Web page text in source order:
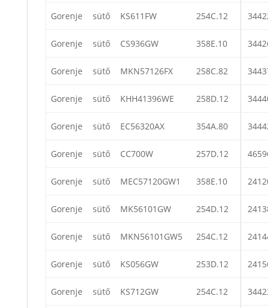
Gorenje sütő KS611FW 254C.12
Gorenje sütő CS936GW 358E.10
Gorenje sütő MKN57126FX 258C.82
Gorenje sütő KHH41396WE 258D.12
Gorenje sütő EC56320AX 354A.80
Gorenje sütő CC700W 257D.12
Gorenje sütő MEC57120GW1 358E.10
Gorenje sütő MK56101GW 254D.12
Gorenje sütő MKN56101GW5 254C.12
Gorenje sütő KS056GW 253D.12
Gorenje sütő KS712GW 254C.12